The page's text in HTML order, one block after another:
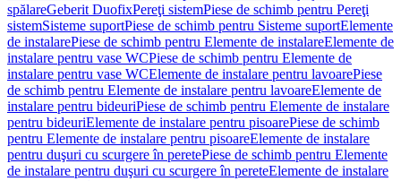
spălareGeberit DuofixPereţi sistemPiese de schimb pentru Pereţi
sistemSisteme suportPiese de schimb pentru Sisteme suportElemente
de instalarePiese de schimb pentru Elemente de instalareElemente de
instalare pentru vase WCPiese de schimb pentru Elemente de
instalare pentru vase WCElemente de instalare pentru lavoarePiese
de schimb pentru Elemente de instalare pentru lavoareElemente de
instalare pentru bideuriPiese de schimb pentru Elemente de instalare
pentru bideuriElemente de instalare pentru pisoarePiese de schimb
pentru Elemente de instalare pentru pisoareElemente de instalare
pentru duşuri cu scurgere în peretePiese de schimb pentru Elemente
de instalare pentru duşuri cu scurgere în pereteElemente de instalare